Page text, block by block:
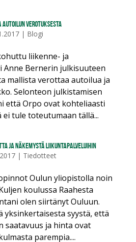
autoilun verotuksesta
| Blogi
liikenne- ja
Anne Bernerin julkisuuteen
mallista verottaa autoilua ja
Selonteon julkistamisen
että Orpo ovat kohteliaasti
tule toteutumaan tällä...
ja näkemystä liikuntapalveluihin
| Tiedotteet
Oulun yliopistolla noin
koulussa Raahesta
olen siirtänyt Ouluun.
yksinkertaisesta syystä, että
saatavuus ja hinta ovat
parempia....